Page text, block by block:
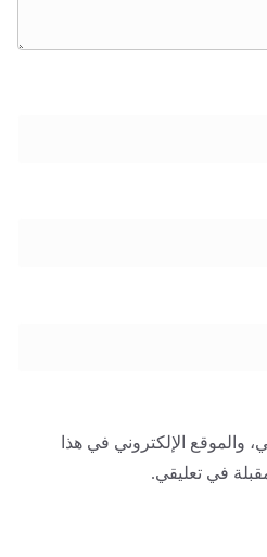
والموقع الإلكتروني في هذا
في تعليقي.